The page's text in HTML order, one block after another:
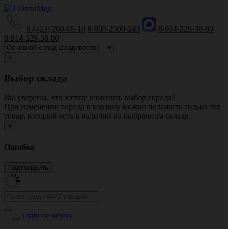
8 (423) 260-05-10 8-800-2500-243
8-914-329-38-80
8-914-329-38-80
×
Выбор склада
Вы уверены, что хотите изменить выбор города?
При изменении города в корзину можно положить только тот
товар, который есть в наличии на выбранном складе.
×
Ошибка
Главное меню